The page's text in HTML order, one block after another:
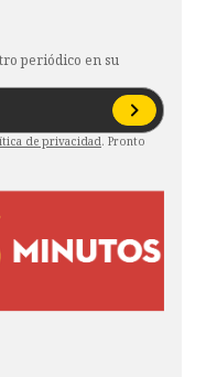
periódico en su
de privacidad. Pronto